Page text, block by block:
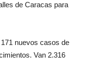
de Caracas para
nuevos casos de
Van 2.316